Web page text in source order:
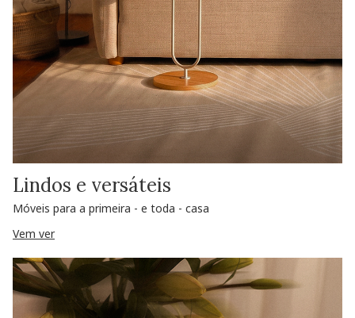
Lindos e versáteis
Móveis para a primeira - e toda - casa
Vem ver